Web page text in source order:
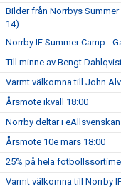
Bilder från Norrbys
14)
Norrby IF Summer Camp -
Till minne av Bengt
Varmt välkomna till John
Årsmöte ikväll 18:00
Norrby deltar i
Årsmöte 10e mars 18:00
25% på hela
Varmt välkomna till Norrby